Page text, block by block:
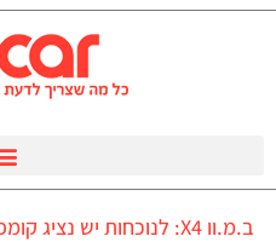
ב.מ.וו X4: לנוכחות יש נציג קומפקטי